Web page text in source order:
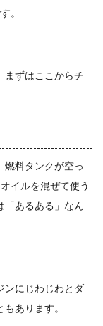
。
まずはここからチ
燃料タンクが空っ
イルを混ぜて使う
「あるある」なん
ンにじわじわとダ
あります。